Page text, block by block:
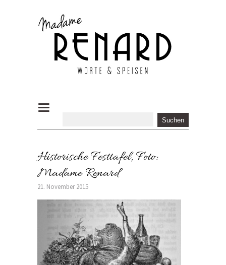
Historische Festtafel, Foto:
Madame Renard
21. November 2015